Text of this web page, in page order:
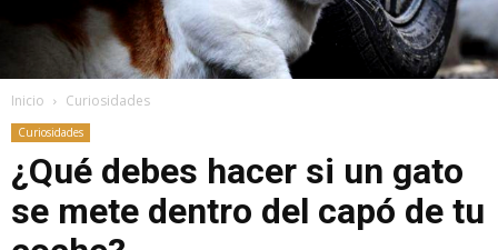
Inicio Curiosidades
Curiosidades
¿Qué debes hacer si un gato
se mete dentro del capó de tu